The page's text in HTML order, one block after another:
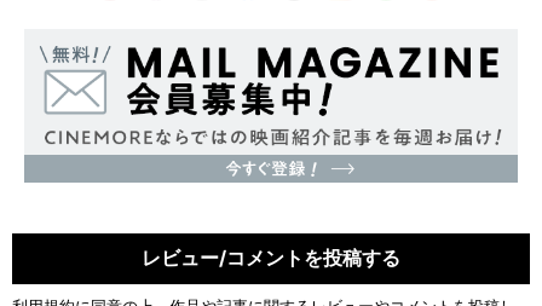
レビュー/コメントを投稿する